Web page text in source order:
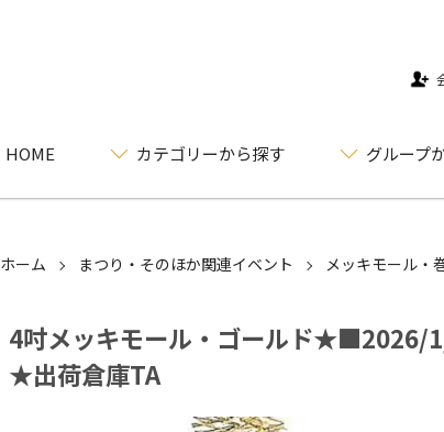
HOME カテゴリーから探す グループ
ホーム まつり・そのほか関連イベント メッキモール・
4吋メッキモール・ゴールド★■2026/
★出荷倉庫TA